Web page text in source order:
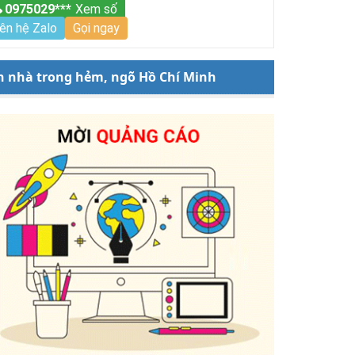
0975029*** Xem số
hệ Zalo
Gọi ngay
nhà trong hẻm, ngõ Hồ Chí Minh